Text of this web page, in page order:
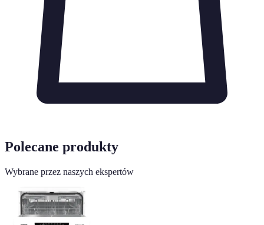
Polecane produkty
Wybrane przez naszych ekspertów